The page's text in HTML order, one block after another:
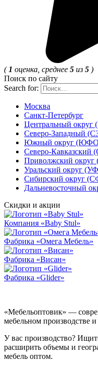
( 1 оценка, среднее 5 из 5 )
Поиск по сайту
Search for:
Москва
Санкт-Петербург
Центральный
Северо-Западный
Южный округ
Северо-
Приволжский
Уральский округ
Сибирский округ
Дальневосточный
Скидки и акции
Компания «Baby Stul»
Фабрика «Омега Мебель»
Фабрика «Висан»
Фабрика «Glider»
«Мебельоптовик» —
мебельном производстве и
У вас производство?
расширить объемы и
мебель оптом.